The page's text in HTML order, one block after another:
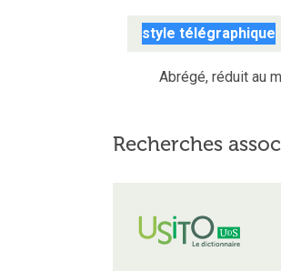
style télégraphique
Abrégé, réduit au
Recherches